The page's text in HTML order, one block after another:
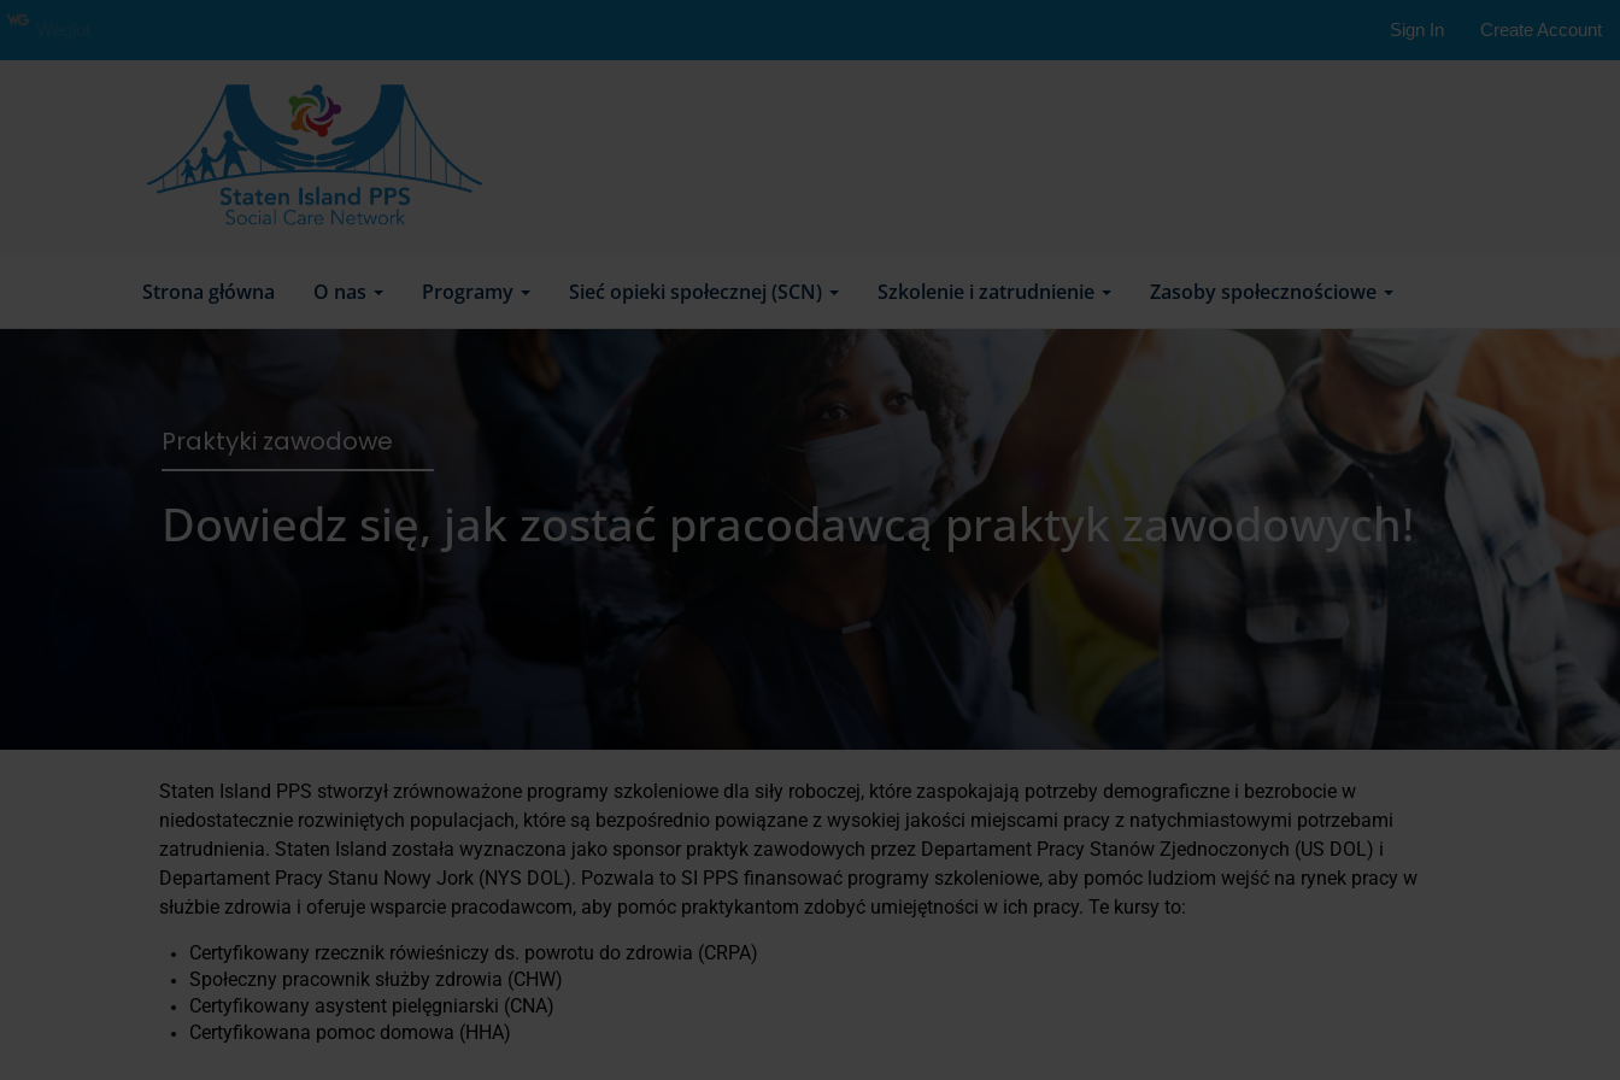
Strona główna O nas Programy Sieć opieki społecznej (SCN) Szkolenie i zatrudnienie Zasoby społecznościowe
Praktyki zawodowe
Dowiedz się, jak zostać pracodawcą praktyk zawodowych!
Staten Island PPS stworzył zrównoważone programy szkoleniowe dla siły roboczej, które zaspokajają potrzeby demograficzne i bezrobocie w
niedostatecznie rozwiniętych populacjach, które są bezpośrednio powiązane z wysokiej jakości miejscami pracy z natychmiastowymi potrzebami
zatrudnienia. Staten Island została wyznaczona jako sponsor praktyk zawodowych przez Departament Pracy Stanów Zjednoczonych (US DOL) i
Departament Pracy Stanu Nowy Jork (NYS DOL). Pozwala to SI PPS finansować programy szkoleniowe, aby pomóc ludziom wejść na rynek pracy w
służbie zdrowia i oferuje wsparcie pracodawcom, aby pomóc praktykantom zdobyć umiejętności w ich pracy. Te kursy to:
Certyfikowany rzecznik rówieśniczy ds. powrotu do zdrowia (CRPA)
Społeczny pracownik służby zdrowia (CHW)
Certyfikowany asystent pielęgniarski (CNA)
Certyfikowana pomoc domowa (HHA)
Sign In Create Account